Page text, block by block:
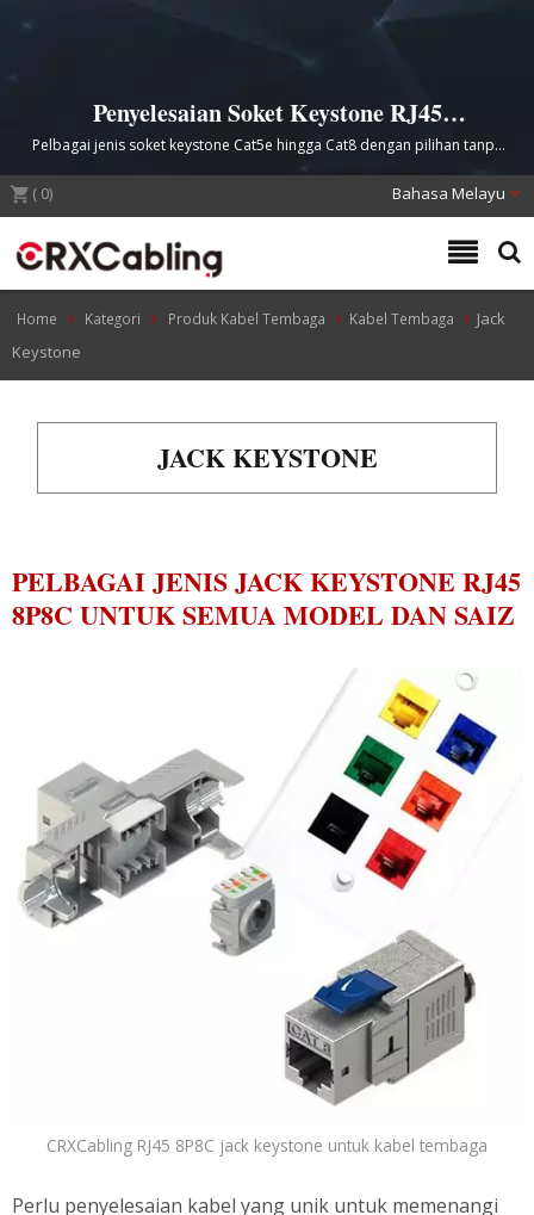
Penyelesaian Soket Keystone RJ45
Profesional untuk Infrastruktur
Pemasangan Kabel Tembaga.
Pelbagai jenis soket keystone Cat5e hingga Cat8 dengan pilihan tanpa
alat, punch down, terlindung dan tidak terlindung untuk panel patch
( 0) Bahasa Melayu
Home Kategori Produk Kabel Tembaga Kabel Tembaga
Jack
Keystone
JACK KEYSTONE
PELBAGAI JENIS JACK KEYSTONE RJ45
8P8C UNTUK SEMUA MODEL DAN SAIZ
CRXCabling RJ45 8P8C jack keystone untuk kabel tembaga
Perlu penyelesaian kabel yang unik untuk memenangi